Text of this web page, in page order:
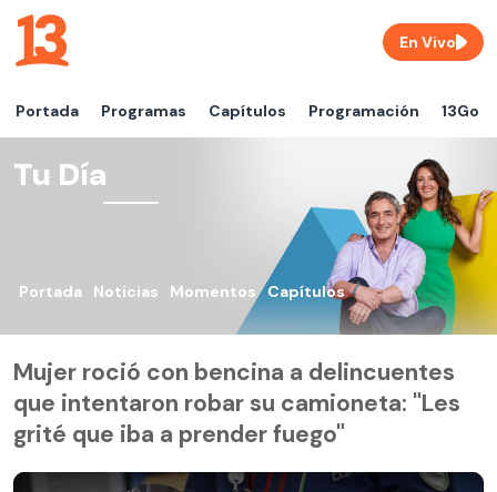
Portada Programas Capítulos Programación 13Go
En Vivo
Tu Día
Portada Noticias Momentos Capítulos
Mujer roció con bencina a delincuentes
que intentaron robar su camioneta: "Les
grité que iba a prender fuego"